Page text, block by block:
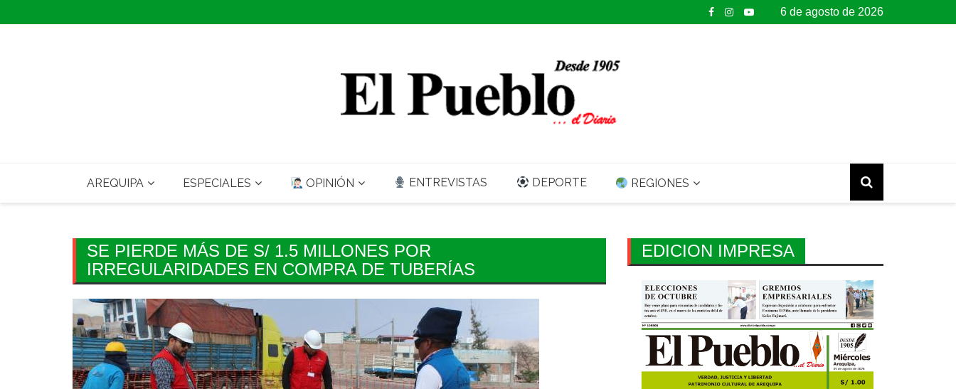
to
6 de agosto de 2026
AREQUIPA ESPECIALES OPINIÓN ENTREVISTAS DEPORTE REGIONES
SE PIERDE MÁS DE S/ 1.5 MILLONES POR
IRREGULARIDADES EN COMPRA DE TUBERÍAS
EDICION IMPRESA